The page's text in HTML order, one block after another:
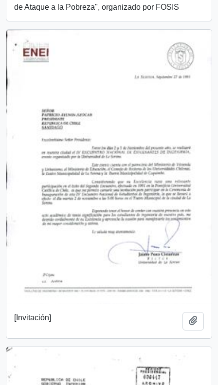
de Ataque a la Pobreza", organizado por FOSIS
[Invitación]